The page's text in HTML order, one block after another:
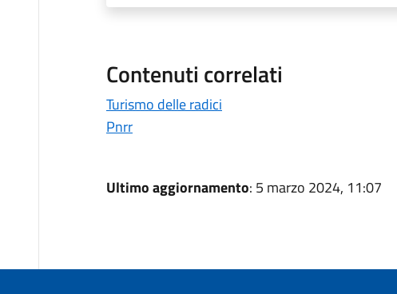
Contenuti correlati
Turismo delle radici
Pnrr
Ultimo aggiornamento: 5 marzo 2024, 11:07